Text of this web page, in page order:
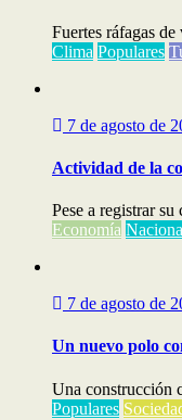
Fuertes ráfagas
Clima Populares
7 de agosto de
Actividad de la
Pese a registrar
Economía
7 de agosto de
Un nuevo polo
Una construcción
Populares